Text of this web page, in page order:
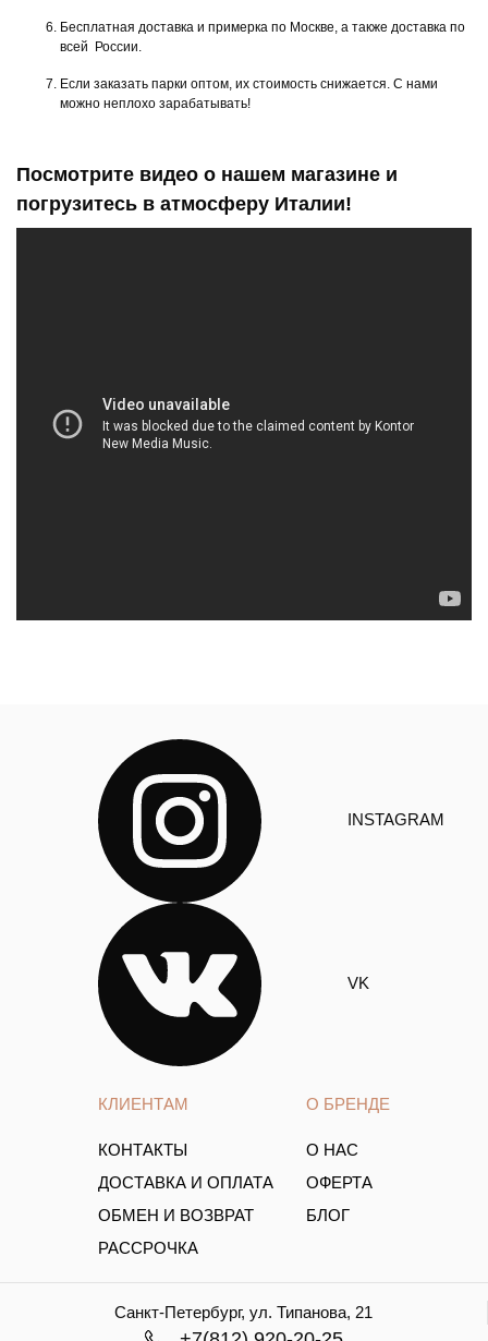
Бесплатная доставка и примерка по Москве, а также доставка по
всей России.
Если заказать парки оптом, их стоимость снижается. С нами
можно неплохо зарабатывать!
Посмотрите видео о нашем магазине и
погрузитесь в атмосферу Италии!
КЛИЕНТАМ
КОНТАКТЫ
ДОСТАВКА И ОПЛАТА
ОБМЕН И ВОЗВРАТ
РАССРОЧКА
О БРЕНДЕ
О НАС
ОФЕРТА
БЛОГ
INSTAGRAM
VK
Санкт-Петербург, ул. Типанова, 21